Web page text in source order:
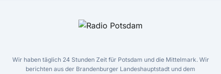
Wir haben täglich 24 Stunden Zeit für Potsdam und die Mittelmark. Wir
berichten aus der Brandenburger Landeshauptstadt und dem